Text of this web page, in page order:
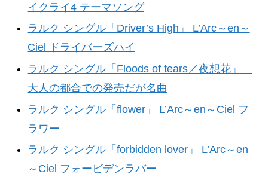
イクライ4 テーマソング
ラルク シングル「Driver’s High」 L’Arc～en～
Ciel ドライバーズハイ
ラルク シングル「Floods of tears／夜想花」
大人の都合での発売だが名曲
ラルク シングル「flower」 L’Arc～en～Ciel フ
ラワー
ラルク シングル「forbidden lover」 L’Arc～en
～Ciel フォービデンラバー